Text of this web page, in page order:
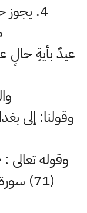
4. يجوز حذف الهمزة تخفيفاً للكلام .
عيدٌ بأيةِ حالٍ
وقولنا: إلى
وقوله
(71)